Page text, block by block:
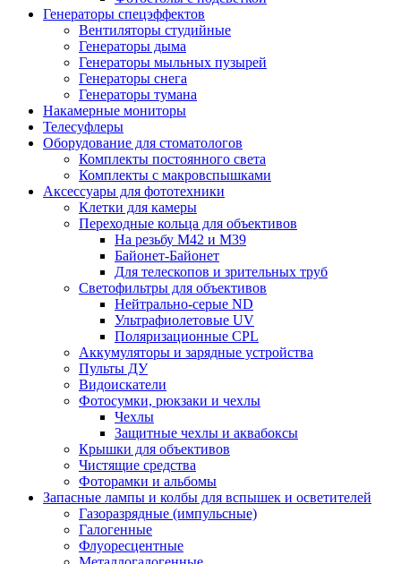
Генераторы спецэффектов
Вентиляторы студийные
Генераторы дыма
Генераторы мыльных пузырей
Генераторы снега
Генераторы тумана
Накамерные мониторы
Телесуфлеры
Оборудование для стоматологов
Комплекты постоянного света
Комплекты с макровспышками
Аксессуары для фототехники
Клетки для камеры
Переходные кольца для объективов
На резьбу М42 и М39
Байонет-Байонет
Для телескопов и зрительных труб
Светофильтры для объективов
Нейтрально-серые ND
Ультрафиолетовые UV
Поляризационные CPL
Аккумуляторы и зарядные устройства
Пульты ДУ
Видоискатели
Фотосумки, рюкзаки и чехлы
Чехлы
Защитные чехлы и аквабоксы
Крышки для объективов
Чистящие средства
Фоторамки и альбомы
Запасные лампы и колбы для вспышек и осветителей
Газоразрядные (импульсные)
Галогенные
Флуоресцентные